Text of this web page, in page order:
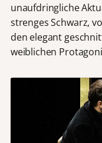
unaufdringliche
strenges Schwarz,
den elegant
weiblichen